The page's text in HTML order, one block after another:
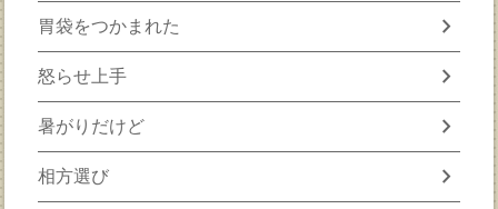
胃袋をつかまれた chevron_right
怒らせ上手 chevron_right
暑がりだけど chevron_right
相方選び chevron_right